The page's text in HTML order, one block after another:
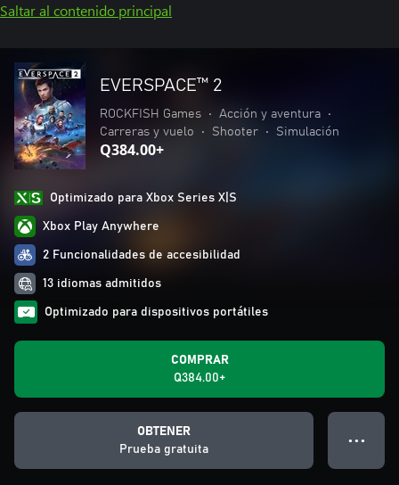
Saltar al contenido principal
EVERSPACE™ 2
ROCKFISH Games • Acción y aventura
•
Carreras y vuelo
• Shooter • Simulación
Q384.00+
Optimizado para Xbox Series X|S
Xbox Play Anywhere
2 Funcionalidades de accesibilidad
13 idiomas admitidos
Optimizado para dispositivos portátiles
COMPRAR
Q384.00+
OBTENER
Prueba gratuita
● ● ●